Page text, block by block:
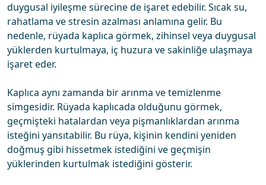
duygusal iyileşme sürecine de işaret edebilir. Sıcak su,
rahatlama ve stresin azalması anlamına gelir. Bu
nedenle, rüyada kaplıca görmek, zihinsel veya duygusal
yüklerden kurtulmaya, iç huzura ve sakinliğe ulaşmaya
işaret eder.
Kaplıca aynı zamanda bir arınma ve temizlenme
simgesidir. Rüyada kaplıcada olduğunu görmek,
geçmişteki hatalardan veya pişmanlıklardan arınma
isteğini yansıtabilir. Bu rüya, kişinin kendini yeniden
doğmuş gibi hissetmek istediğini ve geçmişin
yüklerinden kurtulmak istediğini gösterir.